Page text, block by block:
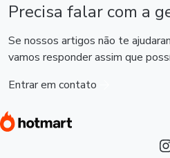
Precisa falar com a
Se nossos artigos não te
vamos responder assim que
Entrar em contato